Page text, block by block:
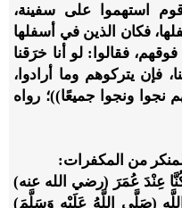
قوم استهموا على سفينة،
فكان الذين في أسفلها
فقالوا: لو أنا خرَقنا
فإن يتركوهم وما أرادوا،
نجوا ونجوا جميعًا))؛ رواه
من المكفرات:
عِنْدَ عُمَرَ (رضي الله عنه)
(صَلَّى اللَّهُ عَلَيْهِ وَسَلَّمَ)